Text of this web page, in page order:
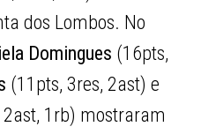
dos Lombos. No
Domingues (16pts,
(11pts, 3res, 2ast) e
1rb) mostraram